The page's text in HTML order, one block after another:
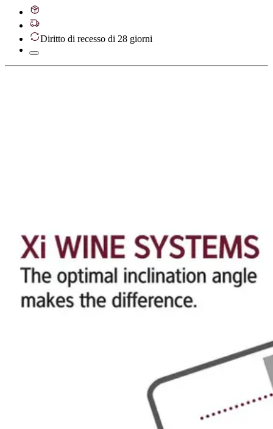
Diritto di recesso di 28 giorni